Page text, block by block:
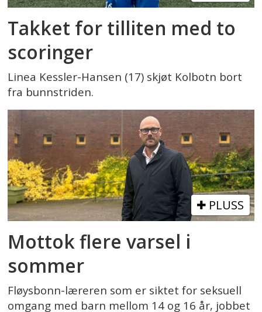
Takket for tilliten med to
scoringer
Linea Kessler-Hansen (17) skjøt Kolbotn bort
fra bunnstriden.
PLUSS
Mottok flere varsel i
sommer
Fløysbonn-læreren som er siktet for seksuell
omgang med barn mellom 14 og 16 år, jobbet